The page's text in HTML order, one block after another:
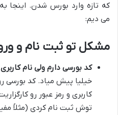
که تازه وارد بورس شدن. اینجا
می دیم:
مشکل تو ثبت نام و
کد بورسی دارم ولی نام
خیلیا پیش میاد. کد بورسی
کاربری و رمز عبور رو
توش ثبت نام کردی (مثلاً